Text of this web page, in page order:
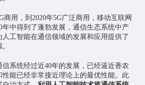
商用，到2020年5G广泛商用，移动互联网
年中得到了蓬勃发展，通信生态系统中产
工智能在通信领域的发展和应用提供了
系统经过近40年的发展，已经逼近香农
能已经非常接近理论上的最优性能。此